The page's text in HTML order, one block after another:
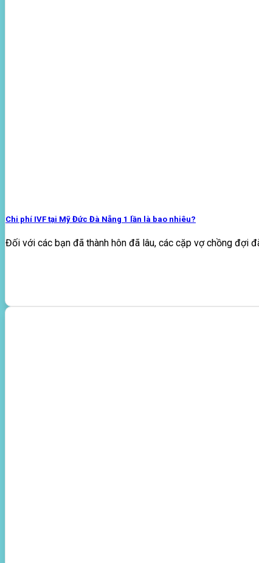
Chi phí IVF tại Mỹ Đức Đà Nẵng 1 lần là bao nhiêu?
Đối với các bạn đã thành hôn đã lâu, các cặp vợ chồng đợi